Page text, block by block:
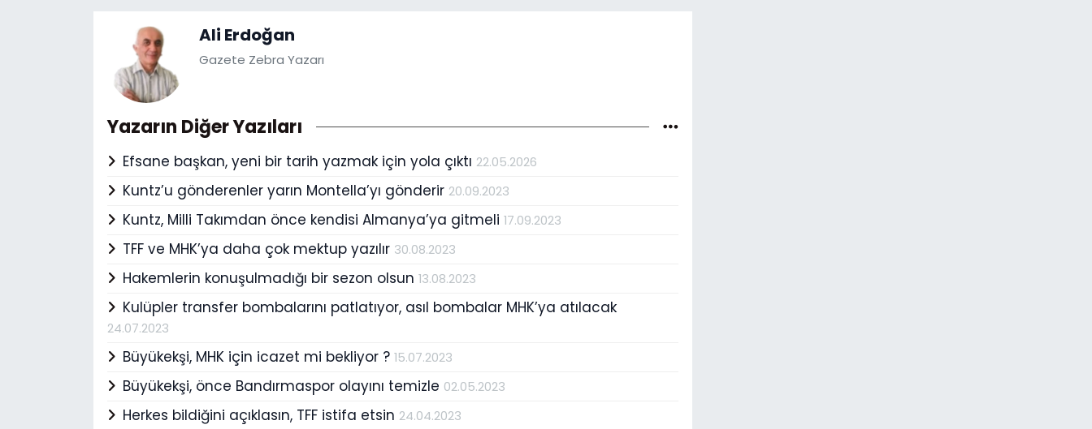
Ali Erdoğan
Gazete Zebra Yazarı
Yazarın Diğer Yazıları
Efsane başkan, yeni bir tarih yazmak için yola çıktı 22.05.2026
Kuntz’u gönderenler yarın Montella’yı gönderir 20.09.2023
Kuntz, Milli Takımdan önce kendisi Almanya’ya gitmeli17.09.2023
TFF ve MHK’ya daha çok mektup yazılır 30.08.2023
Hakemlerin konuşulmadığı bir sezon olsun13.08.2023
Kulüpler transfer bombalarını patlatıyor, asıl bombalar MHK’ya atılacak
24.07.2023
Büyükekşi, MHK için icazet mi bekliyor ?15.07.2023
Büyükekşi, önce Bandırmaspor olayını temizle 02.05.2023
Herkes bildiğini açıklasın, TFF istifa etsin 24.04.2023